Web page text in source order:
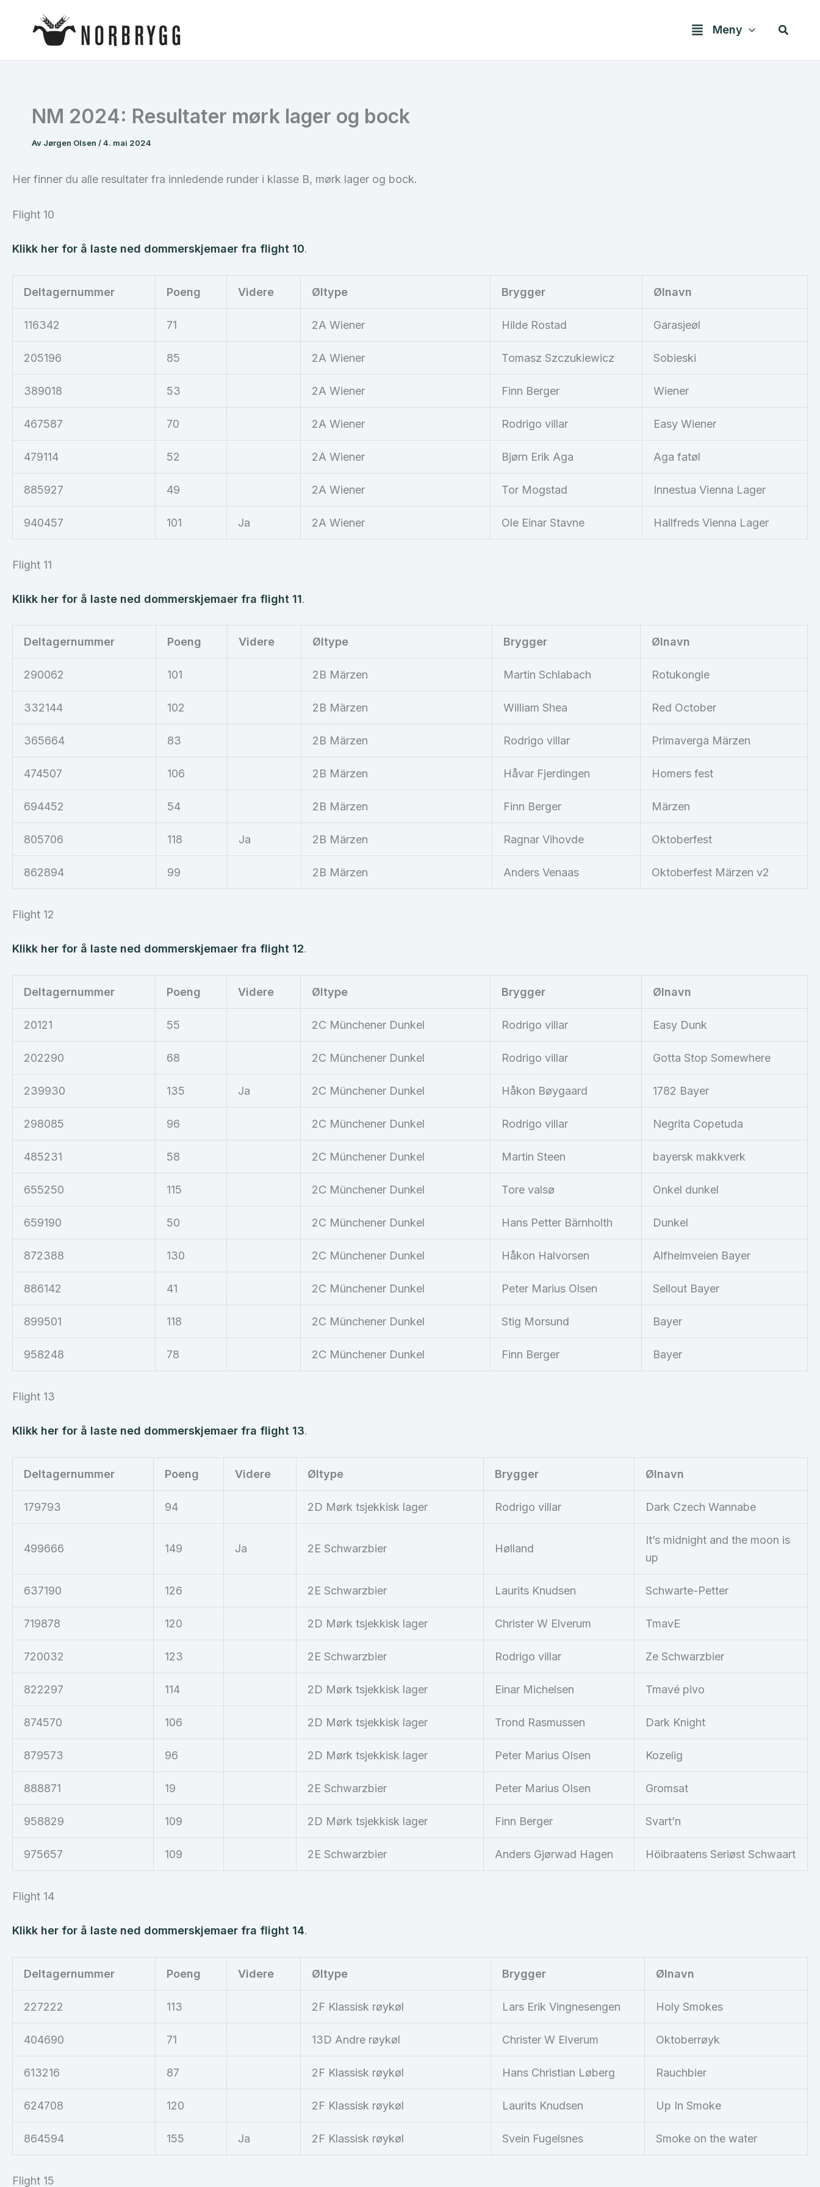
Meny Søk
NM 2024: Resultater mørk lager og bock
Av Jørgen Olsen /4. mai 2024
Her finner du alle resultater fra innledende runder i klasse B, mørk lager og bock.
Flight 10
Klikk her for å laste ned dommerskjemaer fra flight 10.
Deltagernummer Poeng Videre Øltype Brygger Ølnavn
116342 71 2A Wiener Hilde Rostad Garasjeøl
205196 85 2A Wiener Tomasz Szczukiewicz Sobieski
389018 53 2A Wiener Finn Berger Wiener
467587 70 2A Wiener Rodrigo villar Easy Wiener
479114 52 2A Wiener Bjørn Erik Aga Aga fatøl
885927 49 2A Wiener Tor Mogstad Innestua Vienna Lager
940457 101 Ja 2A Wiener Ole Einar Stavne Hallfreds Vienna Lager
Flight 11
Klikk her for å laste ned dommerskjemaer fra flight 11.
Deltagernummer Poeng Videre Øltype Brygger Ølnavn
290062 101 2B Märzen Martin Schlabach Rotukongle
332144 102 2B Märzen William Shea Red October
365664 83 2B Märzen Rodrigo villar Primaverga Märzen
474507 106 2B Märzen Håvar Fjerdingen Homers fest
694452 54 2B Märzen Finn Berger Märzen
805706 118 Ja 2B Märzen Ragnar Vihovde Oktoberfest
862894 99 2B Märzen Anders Venaas Oktoberfest Märzen v2
Flight 12
Klikk her for å laste ned dommerskjemaer fra flight 12.
Deltagernummer Poeng Videre Øltype Brygger Ølnavn
20121 55 2C Münchener Dunkel Rodrigo villar Easy Dunk
202290 68 2C Münchener Dunkel Rodrigo villar Gotta Stop Somewhere
239930 135 Ja 2C Münchener Dunkel Håkon Bøygaard 1782 Bayer
298085 96 2C Münchener Dunkel Rodrigo villar Negrita Copetuda
485231 58 2C Münchener Dunkel Martin Steen bayersk makkverk
655250 115 2C Münchener Dunkel Tore valsø Onkel dunkel
659190 50 2C Münchener Dunkel Hans Petter Bärnholth Dunkel
872388 130 2C Münchener Dunkel Håkon Halvorsen Alfheimveien Bayer
886142 41 2C Münchener Dunkel Peter Marius Olsen Sellout Bayer
899501 118 2C Münchener Dunkel Stig Morsund Bayer
958248 78 2C Münchener Dunkel Finn Berger Bayer
Flight 13
Klikk her for å laste ned dommerskjemaer fra flight 13.
Deltagernummer Poeng Videre Øltype Brygger Ølnavn
179793 94 2D Mørk tsjekkisk lager Rodrigo villar Dark Czech Wannabe
499666 149 Ja 2E Schwarzbier Hølland
It’s midnight and the moon is
up
637190 126 2E Schwarzbier Laurits Knudsen Schwarte-Petter
719878 120 2D Mørk tsjekkisk lager Christer W Elverum TmavE
720032 123 2E Schwarzbier Rodrigo villar Ze Schwarzbier
822297 114 2D Mørk tsjekkisk lager Einar Michelsen Tmavé pivo
874570 106 2D Mørk tsjekkisk lager Trond Rasmussen Dark Knight
879573 96 2D Mørk tsjekkisk lager Peter Marius Olsen Kozelig
888871 19 2E Schwarzbier Peter Marius Olsen Gromsat
958829 109 2D Mørk tsjekkisk lager Finn Berger Svart’n
975657 109 2E Schwarzbier Anders Gjørwad Hagen Höibraatens Seriøst Schwaart
Flight 14
Klikk her for å laste ned dommerskjemaer fra flight 14.
Deltagernummer Poeng Videre Øltype Brygger Ølnavn
227222 113 2F Klassisk røykøl Lars Erik Vingnesengen Holy Smokes
404690 71 13D Andre røykøl Christer W Elverum Oktoberrøyk
613216 87 2F Klassisk røykøl Hans Christian Løberg Rauchbier
624708 120 2F Klassisk røykøl Laurits Knudsen Up In Smoke
864594 155 Ja 2F Klassisk røykøl Svein Fugelsnes Smoke on the water
Flight 15